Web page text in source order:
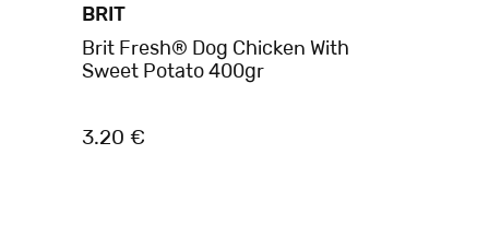
BRIT
Brit Fresh® Dog Chicken With
Sweet Potato 400gr
3.20 €